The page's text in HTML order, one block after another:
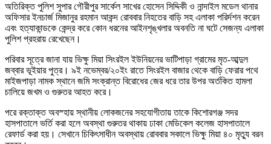
অতিরিক্ত পুলিশ সুপার গৌরীপুর সার্কেল সাখের হোসেন সিদ্দিকী ও নান্দাইল মডেল থানার
অফিসার ইনচার্জ মিজানুর রহমান আকন্দ রোববার নিহতের বাড়ি সহ এলাকা পরির্দশন করেন
এবং হত্যাকান্ডকে কেন্দ্র করে কোন ধরনের আইনশৃঙ্খলার অবনতি না ঘটে সেজন্য এলাকা
পুলিশ প্রহরায় রেখেছেন।
পরিবার সূত্রে জানা যায় ভিক্ষু মিয়া সিংরইল ইউনিয়নের ভাটিপাড়া গ্রামের মৃত-আব্দুল
জব্বার ভূইয়ার পুত্র। ৯ই নভেম্বর/২০ইং রাতে সিংরইল বাজার থেকে বাড়ি ফেরার পথে
মাইজপাড়া নামক স্থানে জমি সংক্রান্ত বিরোধের জের ধরে তার উপর অর্তকিত হামলা
চালিয়ে জখম ও গুরুতর আহত করে।
পরে রক্তাক্ত অবস্হায় স্থানীয় লোকজনের সহযোগীতায় তাকে কিশোরগঞ্জ সদর
হাসপাতালে ভর্তি করা হলে অবস্থা গুরুতর থাকায় ঢাকা মেডিকেল কলেজ হাসপাতালে
রেফার্ড করা হয়। সেখানে চিকিৎসাধীন অবস্থায় রোববার সকালে ভিক্ষু মিয়া ৪০ মৃত্যু বরন